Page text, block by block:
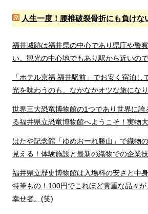
人生一度！腰椎破裂骨折にも負けな
福井城跡は福井県の中心であり県庁や警
い。観光の中心地でもあり駅から近いので
「ホテル京福 福井駅前」でお安く宿泊し
光を味わうのも、なかなかオツな旅になり
世界三大恐竜博物館の1つであり世界に誇
る福井県立恐竜博物館へようこそ！実物
はたや記念館「ゆめおーれ勝山」で織物
見える！体験施設と最新の織物での企業
福井県立歴史博物館は入場料の安さと中
特筆もの！100円でこれほど貴重な品々
幸せ者。(笑)